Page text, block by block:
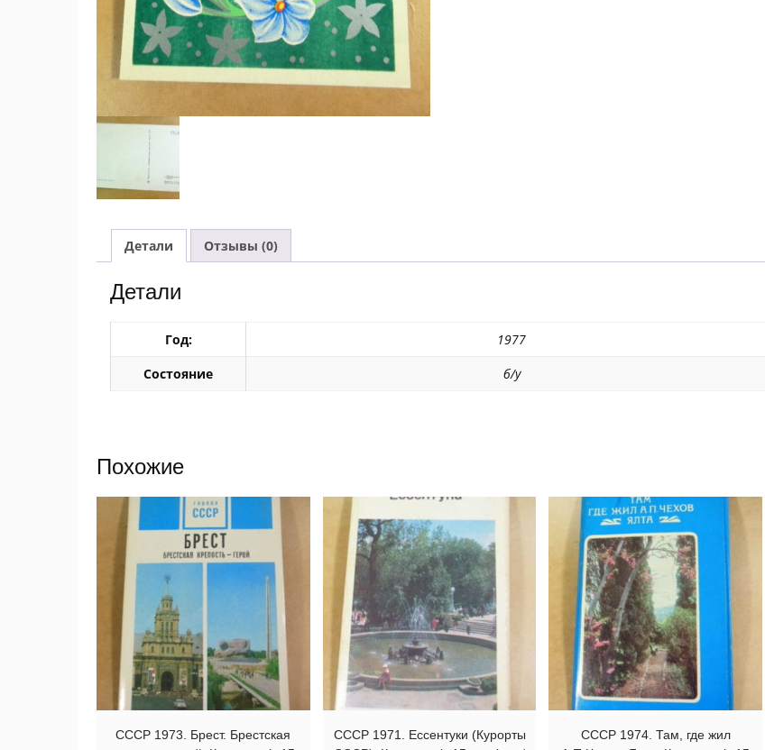
Детали Отзывы (0)
Детали
Год:
1977
Состояние
б/у
Похожие
СССР 1973. Брест. Брестская
СССР 1971. Ессентуки (Курорты
СССР 1974. Там, где жил